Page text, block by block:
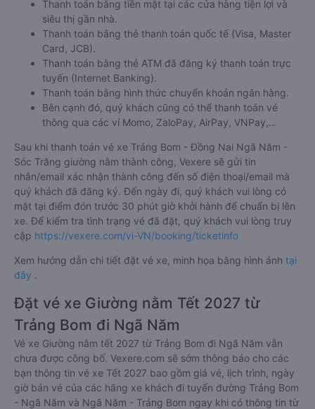
Thanh toán bằng tiền mặt tại các cửa hàng tiện lợi và
siêu thị gần nhà.
Thanh toán bằng thẻ thanh toán quốc tế (Visa, Master
Card, JCB).
Thanh toán bằng thẻ ATM đã đăng ký thanh toán trực
tuyến (Internet Banking).
Thanh toán bằng hình thức chuyển khoản ngân hàng.
Bên cạnh đó, quý khách cũng có thể thanh toán vé
thông qua các ví Momo, ZaloPay, AirPay, VNPay,…
Sau khi thanh toán vé xe Trảng Bom - Đồng Nai Ngã Năm -
Sóc Trăng giường nằm thành công, Vexere sẽ gửi tin
nhắn/email xác nhận thành công đến số điện thoại/email mà
quý khách đã đăng ký. Đến ngày đi, quý khách vui lòng có
mặt tại điểm đón trước 30 phút giờ khởi hành để chuẩn bị lên
xe. Để kiểm tra tình trạng vé đã đặt, quý khách vui lòng truy
cập https://vexere.com/vi-VN/booking/ticketinfo
Xem hướng dẫn chi tiết đặt vé xe, minh họa bằng hình ảnh tại
đây .
Đặt vé xe Giường nằm Tết 2027 từ
Trảng Bom đi Ngã Năm
Vé xe Giường nằm tết 2027 từ Trảng Bom đi Ngã Năm vẫn
chưa được công bố. Vexere.com sẽ sớm thông báo cho các
bạn thông tin vé xe Tết 2027 bao gồm giá vé, lịch trình, ngày
giờ bán vé của các hãng xe khách đi tuyến đường Trảng Bom
- Ngã Năm và Ngã Năm - Trảng Bom ngay khi có thông tin từ